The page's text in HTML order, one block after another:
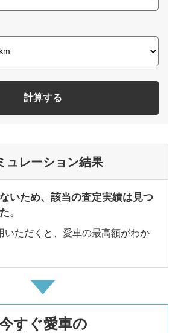
計算する
ュレーション結果
いため、該当の査定実績は見つ
。
いただくと、愛車の最高額がわか
すぐ愛車の